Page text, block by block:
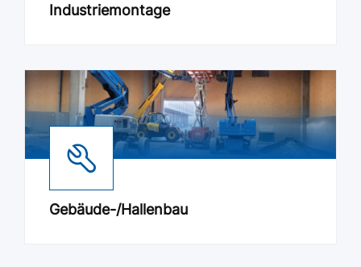
Industriemontage
Gebäude-/Hallenbau